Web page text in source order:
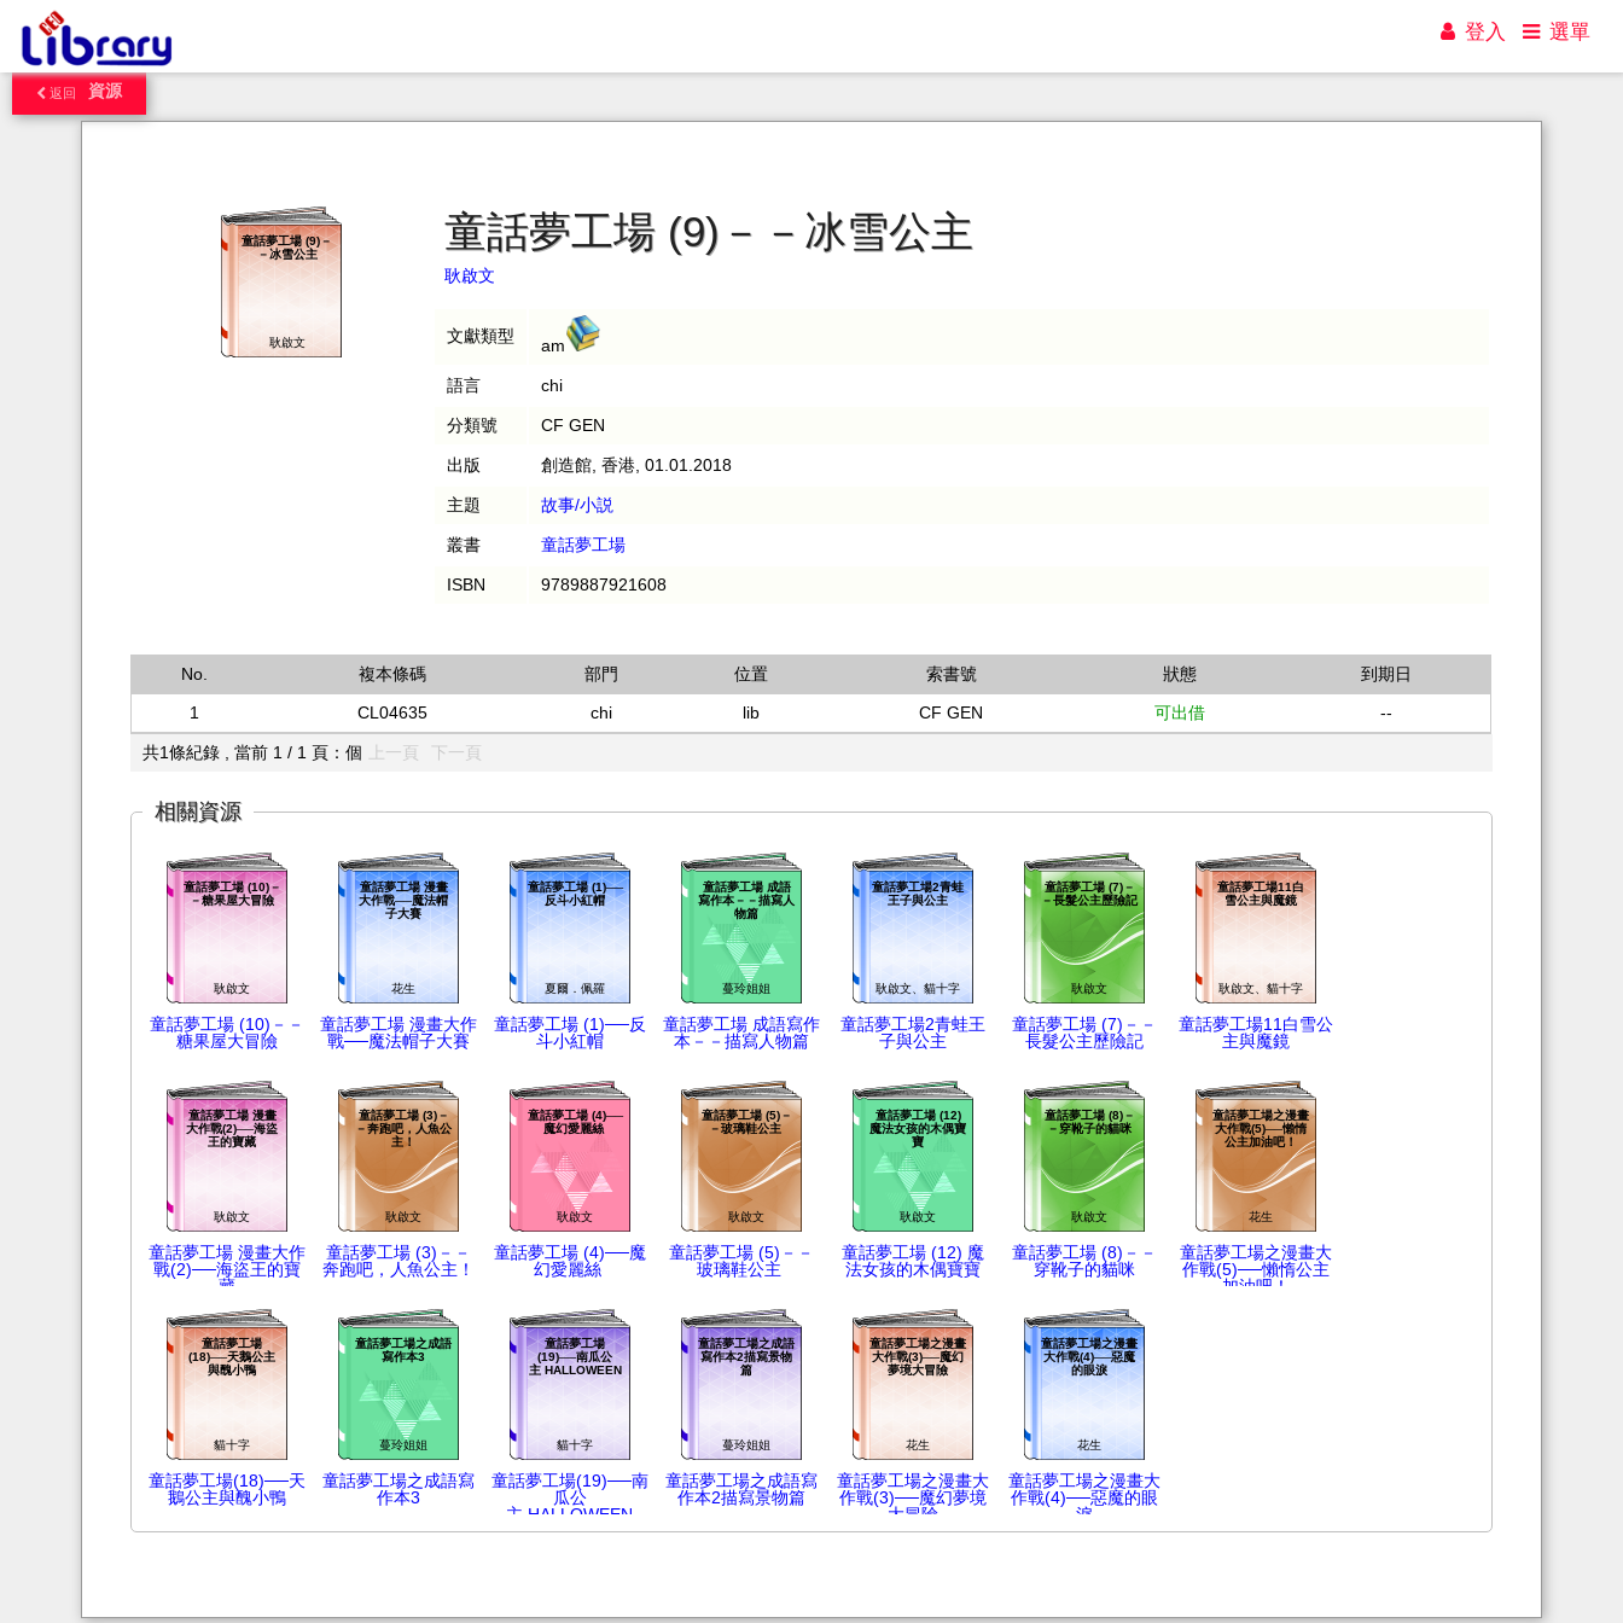
登入 選單
返回 資源
童話夢工場 (9)－
－冰雪公主
耿啟文
童話夢工場 (9)－－冰雪公主
耿啟文
文獻類型 am
語言 chi
分類號 CF GEN
出版 創造館, 香港, 01.01.2018
主題 故事/小説
叢書 童話夢工場
ISBN 9789887921608
No. 複本條碼 部門 位置 索書號 狀態
到期日
1
CL04635 chi lib CF GEN 可出借 --
共1條紀錄 , 當前 1 / 1 頁：個 上一頁 下一頁
相關資源
童話夢工場 (10)－
－糖果屋大冒險
耿啟文
童話夢工場 (10)－－
糖果屋大冒險
童話夢工場 漫畫
大作戰──魔法帽
子大賽
花生
童話夢工場 漫畫大作
戰──魔法帽子大賽
童話夢工場 (1)──
反斗小紅帽
夏爾．佩羅
童話夢工場 (1)──反
斗小紅帽
童話夢工場 成語
寫作本－－描寫人
物篇
蔓玲姐姐
童話夢工場 成語寫作
本－－描寫人物篇
童話夢工場2青蛙
王子與公主
耿啟文、貓十字
童話夢工場2青蛙王
子與公主
童話夢工場 (7)－
－長髮公主歷險記
耿啟文
童話夢工場 (7)－－
長髮公主歷險記
童話夢工場11白
雪公主與魔鏡
耿啟文、貓十字
童話夢工場11白雪公
主與魔鏡
童話夢工場 漫畫
大作戰(2)──海盜
王的寶藏
耿啟文
童話夢工場 漫畫大作
戰(2)──海盜王的寶
藏
童話夢工場 (3)－
－奔跑吧，人魚公
主！
耿啟文
童話夢工場 (3)－－
奔跑吧，人魚公主！
童話夢工場 (4)──
魔幻愛麗絲
耿啟文
童話夢工場 (4)──魔
幻愛麗絲
童話夢工場 (5)－
－玻璃鞋公主
耿啟文
童話夢工場 (5)－－
玻璃鞋公主
童話夢工場 (12)
魔法女孩的木偶寶
寶
耿啟文
童話夢工場 (12) 魔
法女孩的木偶寶寶
童話夢工場 (8)－
－穿靴子的貓咪
耿啟文
童話夢工場 (8)－－
穿靴子的貓咪
童話夢工場之漫畫
大作戰(5)──懶惰
公主加油吧！
花生
童話夢工場之漫畫大
作戰(5)──懶惰公主
加油吧！
童話夢工場
(18)──天鵝公主
與醜小鴨
貓十字
童話夢工場(18)──天
鵝公主與醜小鴨
童話夢工場之成語
寫作本3
蔓玲姐姐
童話夢工場之成語寫
作本3
童話夢工場
(19)──南瓜公
主 HALLOWEEN
貓十字
童話夢工場(19)──南
瓜公
主 HALLOWEEN
童話夢工場之成語
寫作本2描寫景物
篇
蔓玲姐姐
童話夢工場之成語寫
作本2描寫景物篇
童話夢工場之漫畫
大作戰(3)──魔幻
夢境大冒險
花生
童話夢工場之漫畫大
作戰(3)──魔幻夢境
大冒險
童話夢工場之漫畫
大作戰(4)──惡魔
的眼淚
花生
童話夢工場之漫畫大
作戰(4)──惡魔的眼
淚